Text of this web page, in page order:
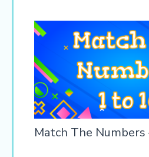
Match The Numbers